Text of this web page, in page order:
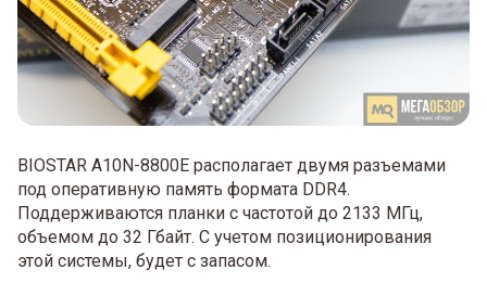
BIOSTAR A10N-8800E располагает двумя разъемами
под оперативную память формата DDR4.
Поддерживаются планки с частотой до 2133 МГц,
объемом до 32 Гбайт. С учетом позиционирования
этой системы, будет с запасом.